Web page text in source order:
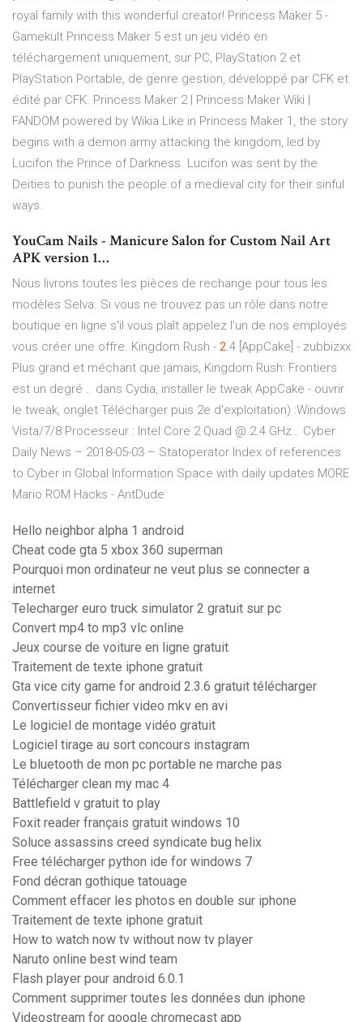
royal family with this wonderful creator! Princess Maker 5 -
Gamekult Princess Maker 5 est un jeu vidéo en
téléchargement uniquement, sur PC, PlayStation 2 et
PlayStation Portable, de genre gestion, développé par CFK et
édité par CFK. Princess Maker 2 | Princess Maker Wiki |
FANDOM powered by Wikia Like in Princess Maker 1, the story
begins with a demon army attacking the kingdom, led by
Lucifon the Prince of Darkness. Lucifon was sent by the
Deities to punish the people of a medieval city for their sinful
ways.
YouCam Nails - Manicure Salon for Custom Nail Art
APK version 1…
Nous livrons toutes les pièces de rechange pour tous les
modèles Selva. Si vous ne trouvez pas un rôle dans notre
boutique en ligne s'il vous plaît appelez l'un de nos employés
vous créer une offre. Kingdom Rush - 2.4 [AppCake] - zubbizxx
Plus grand et méchant que jamais, Kingdom Rush: Frontiers
est un degré .. dans Cydia, installer le tweak AppCake - ouvrir
le tweak, onglet Télécharger puis 2e d'exploitation) :Windows
Vista/7/8 Processeur : Intel Core 2 Quad @ 2.4 GHz… Cyber
Daily News – 2018-05-03 – Statoperator Index of references
to Cyber in Global Information Space with daily updates MORE
Mario ROM Hacks - AntDude
Hello neighbor alpha 1 android
Cheat code gta 5 xbox 360 superman
Pourquoi mon ordinateur ne veut plus se connecter a
internet
Telecharger euro truck simulator 2 gratuit sur pc
Convert mp4 to mp3 vlc online
Jeux course de voiture en ligne gratuit
Traitement de texte iphone gratuit
Gta vice city game for android 2.3.6 gratuit télécharger
Convertisseur fichier video mkv en avi
Le logiciel de montage vidéo gratuit
Logiciel tirage au sort concours instagram
Le bluetooth de mon pc portable ne marche pas
Télécharger clean my mac 4
Battlefield v gratuit to play
Foxit reader français gratuit windows 10
Soluce assassins creed syndicate bug helix
Free télécharger python ide for windows 7
Fond décran gothique tatouage
Comment effacer les photos en double sur iphone
Traitement de texte iphone gratuit
How to watch now tv without now tv player
Naruto online best wind team
Flash player pour android 6.0.1
Comment supprimer toutes les données dun iphone
Videostream for google chromecast app